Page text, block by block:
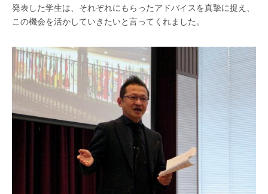
発表した学生は、それぞれにもらったアドバイスを真摯に捉え、
この機会を活かしていきたいと言ってくれました。